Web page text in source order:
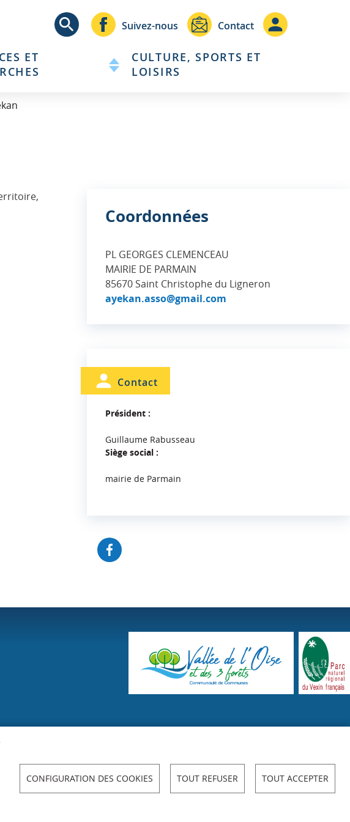
Header
-
Communication
Suivez-nous Contact
Header
-
ET
CULTURE, SPORTS ET
LOISIRS
Coordonnées
PL GEORGES CLEMENCEAU
MAIRIE DE PARMAIN
85670 Saint Christophe du Ligneron
ayekan.asso@gmail.com
Contact
Président :
Guillaume Rabusseau
Siège social :
mairie de Parmain
CONFIGURATION DES COOKIES TOUT REFUSER TOUT ACCEPTER